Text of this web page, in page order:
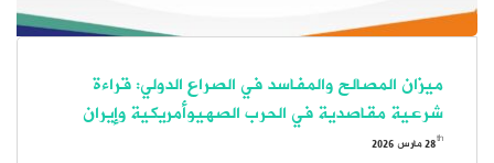
ميزان المصالح والمفاسد في الصراع الدولي: قراءة
شرعية مقاصدية في الحرب الصهيوأمريكية وإيران
28th مارس 2026